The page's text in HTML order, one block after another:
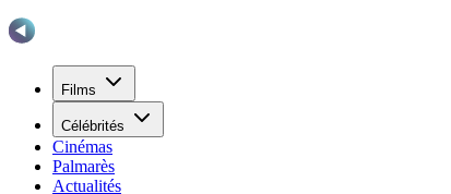
Films
Célébrités
Cinémas
Palmarès
Actualités